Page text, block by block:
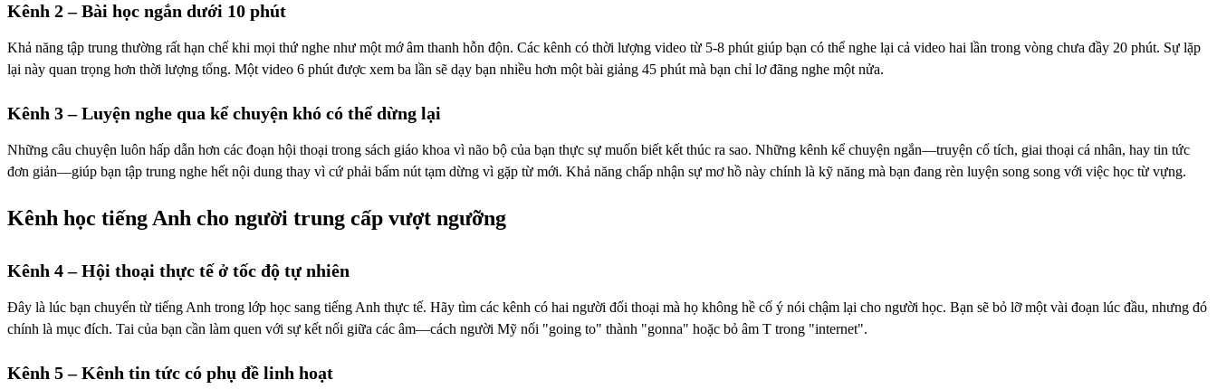
Kênh 2 – Bài học ngắn dưới 10 phút
Khả năng tập trung thường rất hạn chế khi mọi thứ nghe như một mớ âm thanh hỗn độn. Các kênh có thời lượng video từ 5-8 phút giúp bạn có thể nghe lại cả video hai lần trong vòng chưa đầy 20 phút. Sự lặp
lại này quan trọng hơn thời lượng tổng. Một video 6 phút được xem ba lần sẽ dạy bạn nhiều hơn một bài giảng 45 phút mà bạn chỉ lơ đãng nghe một nửa.
Kênh 3 – Luyện nghe qua kể chuyện khó có thể dừng lại
Những câu chuyện luôn hấp dẫn hơn các đoạn hội thoại trong sách giáo khoa vì não bộ của bạn thực sự muốn biết kết thúc ra sao. Những kênh kể chuyện ngắn—truyện cổ tích, giai thoại cá nhân, hay tin tức
đơn giản—giúp bạn tập trung nghe hết nội dung thay vì cứ phải bấm nút tạm dừng vì gặp từ mới. Khả năng chấp nhận sự mơ hồ này chính là kỹ năng mà bạn đang rèn luyện song song với việc học từ vựng.
Kênh học tiếng Anh cho người trung cấp vượt ngưỡng
Kênh 4 – Hội thoại thực tế ở tốc độ tự nhiên
Đây là lúc bạn chuyển từ tiếng Anh trong lớp học sang tiếng Anh thực tế. Hãy tìm các kênh có hai người đối thoại mà họ không hề cố ý nói chậm lại cho người học. Bạn sẽ bỏ lỡ một vài đoạn lúc đầu, nhưng đó
chính là mục đích. Tai của bạn cần làm quen với sự kết nối giữa các âm—cách người Mỹ nối "going to" thành "gonna" hoặc bỏ âm T trong "internet".
Kênh 5 – Kênh tin tức có phụ đề linh hoạt